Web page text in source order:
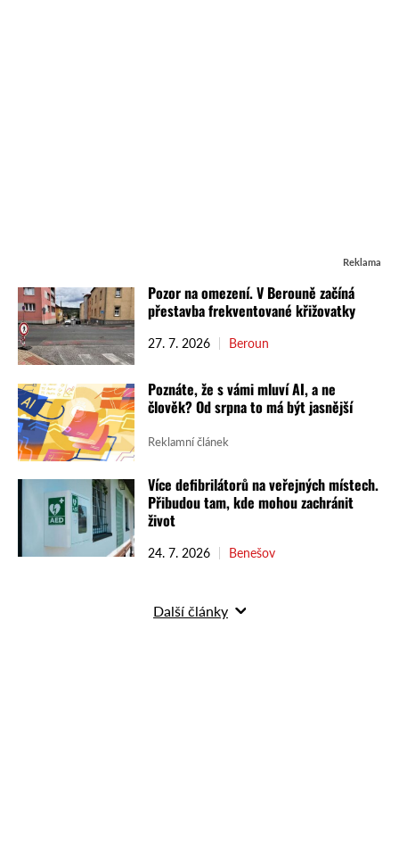
Reklama
Pozor na omezení. V Berouně začíná
přestavba frekventované křižovatky
27. 7. 2026 Beroun
Poznáte, že s vámi mluví AI, a ne
člověk? Od srpna to má být jasnější
Reklamní článek
Více defibrilátorů na veřejných místech.
Přibudou tam, kde mohou zachránit
život
24. 7. 2026 Benešov
Další články